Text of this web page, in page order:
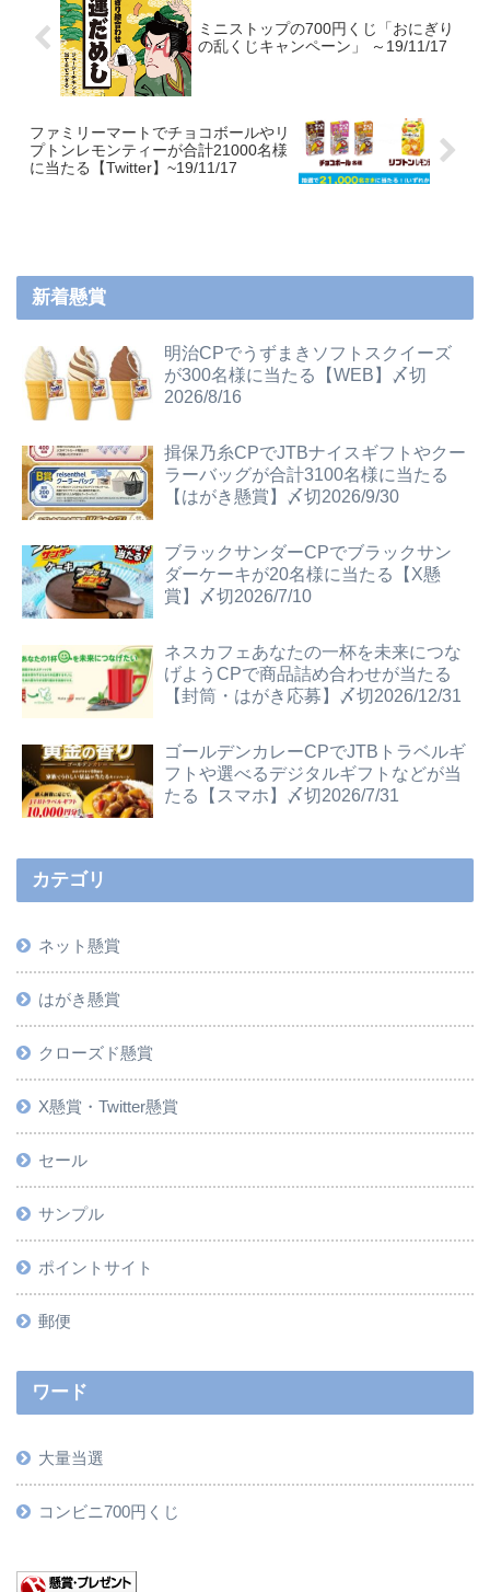
ミニストップの700円くじ「おにぎり
の乱くじキャンペーン」 ～19/11/17
ファミリーマートでチョコボールやリ
プトンレモンティーが合計21000名様
に当たる【Twitter】~19/11/17
新着懸賞
明治CPでうずまきソフトスクイーズ
が300名様に当たる【WEB】〆切
2026/8/16
揖保乃糸CPでJTBナイスギフトやクー
ラーバッグが合計3100名様に当たる
【はがき懸賞】〆切2026/9/30
ブラックサンダーCPでブラックサン
ダーケーキが20名様に当たる【X懸
賞】〆切2026/7/10
ネスカフェあなたの一杯を未来につな
げようCPで商品詰め合わせが当たる
【封筒・はがき応募】〆切2026/12/31
ゴールデンカレーCPでJTBトラベルギ
フトや選べるデジタルギフトなどが当
たる【スマホ】〆切2026/7/31
カテゴリ
ネット懸賞
はがき懸賞
クローズド懸賞
X懸賞・Twitter懸賞
セール
サンプル
ポイントサイト
郵便
ワード
大量当選
コンビニ700円くじ